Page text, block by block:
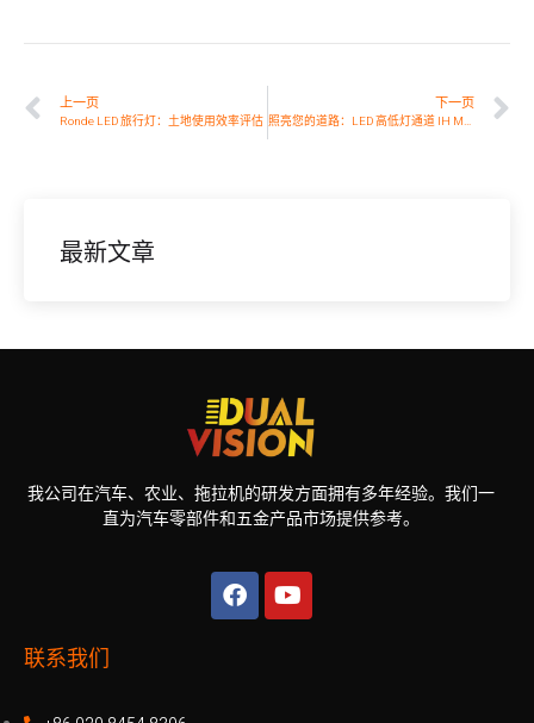
上一页
Ronde LED 旅行灯：土地使用效率评估
下一页
照亮您的道路：LED 高低灯通道 IH Magnum
最新文章
我公司在汽车、农业、拖拉机的研发方面拥有多年经验。我们一
直为汽车零部件和五金产品市场提供参考。
联系我们